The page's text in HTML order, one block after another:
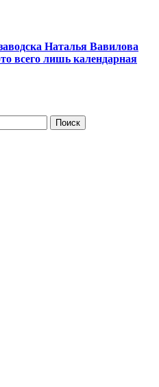
Наталья Вавилова
всего лишь календарная